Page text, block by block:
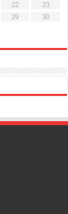
22
23
29
30